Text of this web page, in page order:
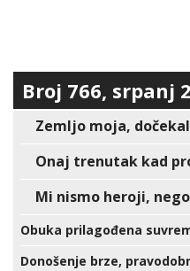
Broj 766, srpanj
Zemljo moja,
Onaj trenutak kad
Mi nismo heroji,
Obuka prilagođena
Donošenje brze,